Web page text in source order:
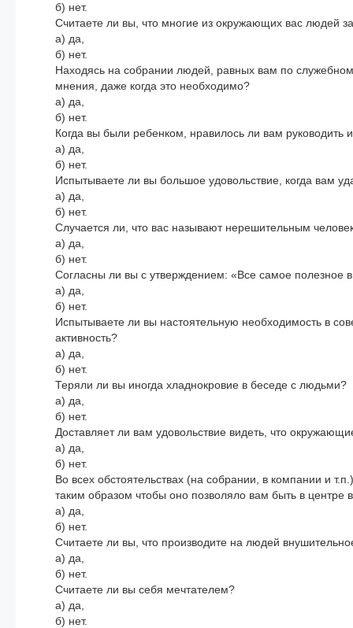
б) нет.
Считаете ли вы, что многие из окружающих вас людей
а) да,
б) нет.
Находясь на собрании людей, равных вам по
мнения, даже когда это необходимо?
а) да,
б) нет.
Когда вы были ребенком, нравилось ли вам руководить
а) да,
б) нет.
Испытываете ли вы большое удовольствие, когда вам
а) да,
б) нет.
Случается ли, что вас называют нерешительным
а) да,
б) нет.
Согласны ли вы с утверждением: «Все самое
а) да,
б) нет.
Испытываете ли вы настоятельную необходимость в
активность?
а) да,
б) нет.
Теряли ли вы иногда хладнокровие в беседе с людьми?
а) да,
б) нет.
Доставляет ли вам удовольствие видеть, что
а) да,
б) нет.
Во всех обстоятельствах (на собрании, в компании и
таким образом чтобы оно позволяло вам быть в центре
а) да,
б) нет.
Считаете ли вы, что производите на людей
а) да,
б) нет.
Считаете ли вы себя мечтателем?
а) да,
б) нет.